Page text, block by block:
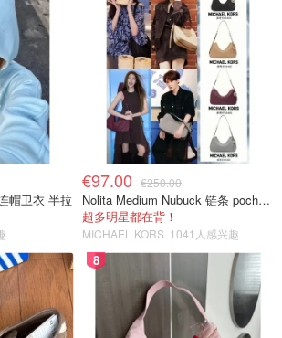
帽卫衣 半拉
€97.00 €250.00
Nolita Medium Nubuck 链条 pochette
超多明星都在背！
MICHAEL KORS 1041人感兴趣
8